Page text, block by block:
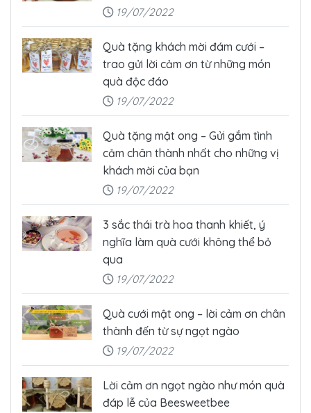
19/07/2022
Quà tặng khách mời đám cưới –
trao gửi lời cảm ơn từ những món
quà độc đáo
19/07/2022
Quà tặng mật ong – Gửi gắm tình
cảm chân thành nhất cho những vị
khách mời của bạn
19/07/2022
3 sắc thái trà hoa thanh khiết, ý
nghĩa làm quà cưới không thể bỏ
qua
19/07/2022
Quà cưới mật ong – lời cảm ơn chân
thành đến từ sự ngọt ngào
19/07/2022
Lời cảm ơn ngọt ngào như món quà
đáp lễ của Beesweetbee